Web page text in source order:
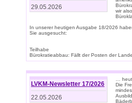
29.05.2026
wir
In unserer heutigen Ausgabe 18/2026
Sie ausgesucht:
Teilhabe
Bürokratieabbau: Fällt der Posten der
LVKM-Newsletter 17/2026
22.05.2026
…
Die